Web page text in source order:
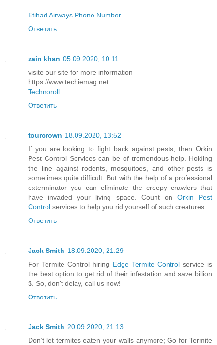
Etihad Airways Phone Number
Ответить
zain khan 05.09.2020, 10:11
visite our site for more information
https://www.techiemag.net
Technoroll
Ответить
tourcrown 18.09.2020, 13:52
If you are looking to fight back against pests, then Orkin
Pest Control Services can be of tremendous help. Holding
the line against rodents, mosquitoes, and other pests is
sometimes quite difficult. But with the help of a professional
exterminator you can eliminate the creepy crawlers that
have invaded your living space. Count on Orkin Pest
Control services to help you rid yourself of such creatures.
Ответить
Jack Smith 18.09.2020, 21:29
For Termite Control hiring Edge Termite Controlservice is
the best option to get rid of their infestation and save billion
$. So, don’t delay, call us now!
Ответить
Jack Smith 20.09.2020, 21:13
Don’t let termites eaten your walls anymore; Go for Termite